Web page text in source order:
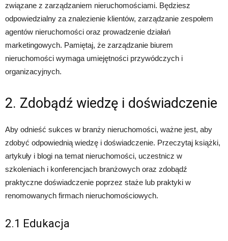
związane z zarządzaniem nieruchomościami. Będziesz
odpowiedzialny za znalezienie klientów, zarządzanie zespołem
agentów nieruchomości oraz prowadzenie działań
marketingowych. Pamiętaj, że zarządzanie biurem
nieruchomości wymaga umiejętności przywódczych i
organizacyjnych.
2. Zdobądź wiedzę i doświadczenie
Aby odnieść sukces w branży nieruchomości, ważne jest, aby
zdobyć odpowiednią wiedzę i doświadczenie. Przeczytaj książki,
artykuły i blogi na temat nieruchomości, uczestnicz w
szkoleniach i konferencjach branżowych oraz zdobądź
praktyczne doświadczenie poprzez staże lub praktyki w
renomowanych firmach nieruchomościowych.
2.1 Edukacja